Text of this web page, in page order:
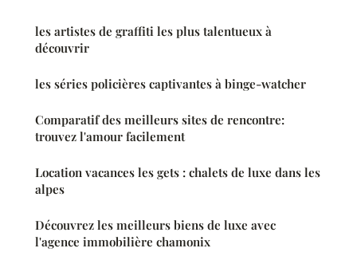
les artistes de graffiti les plus talentueux à
découvrir
les séries policières captivantes à binge-watcher
Comparatif des meilleurs sites de rencontre:
trouvez l'amour facilement
Location vacances les gets : chalets de luxe dans les
alpes
Découvrez les meilleurs biens de luxe avec
l'agence immobilière chamonix